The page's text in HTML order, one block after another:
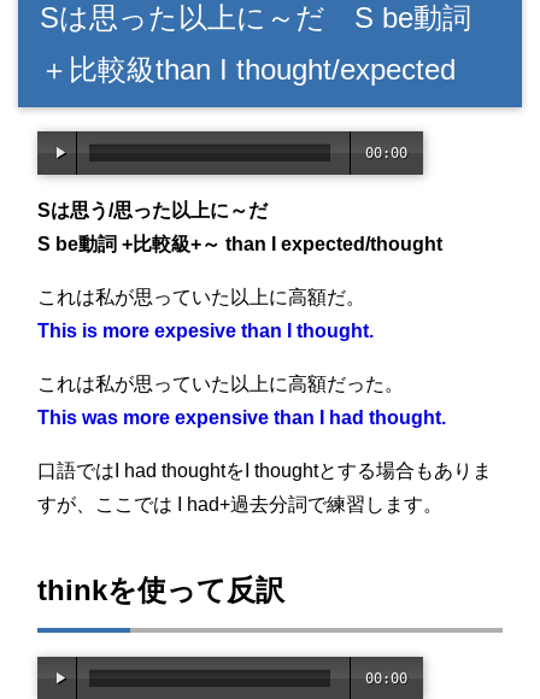
Sは思った以上に～だ S be動詞
＋比較級than I thought/expected
00:00
7
Sは思う/思った以上に～だ
S be動詞 +比較級+～ than I expected/thought
これは私が思っていた以上に高額だ。
This is more expesive than I thought.
これは私が思っていた以上に高額だった。
This was more expensive than I had thought.
口語ではI had thoughtをI thoughtとする場合もありま
すが、ここでは I had+過去分詞で練習します。
thinkを使って反訳
00:00